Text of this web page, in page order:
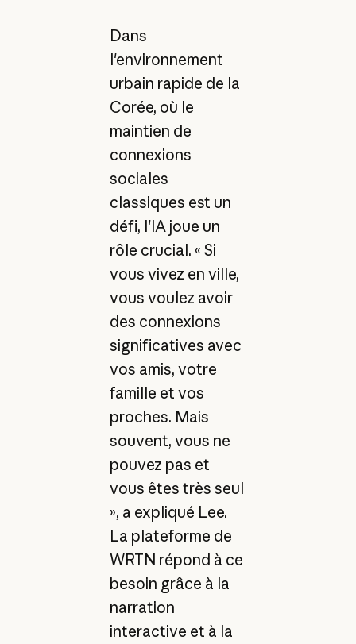
Dans
l'environnement
urbain rapide de la
Corée, où le
maintien de
connexions
sociales
classiques est un
défi, l'IA joue un
rôle crucial. « Si
vous vivez en ville,
vous voulez avoir
des connexions
significatives avec
vos amis, votre
famille et vos
proches. Mais
souvent, vous ne
pouvez pas et
vous êtes très seul
», a expliqué Lee.
La plateforme de
WRTN répond à ce
besoin grâce à la
narration
interactive et à la